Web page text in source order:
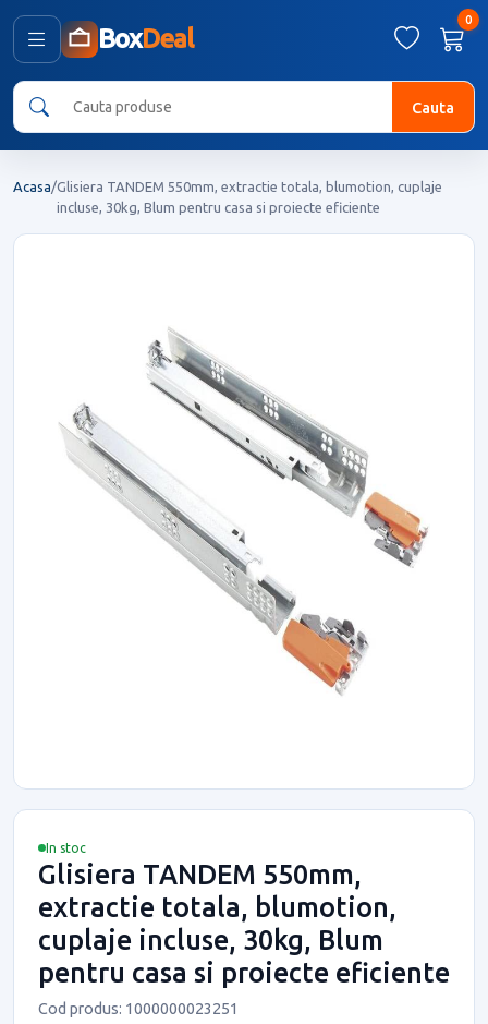
BoxDeal
0
Cauta
Acasa/Glisiera TANDEM 550mm, extractie totala, blumotion, cuplaje
incluse, 30kg, Blum pentru casa si proiecte eficiente
In stoc
Glisiera TANDEM 550mm,
extractie totala, blumotion,
cuplaje incluse, 30kg, Blum
pentru casa si proiecte eficiente
Cod produs: 1000000023251